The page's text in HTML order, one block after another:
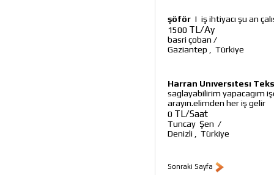
şöför | iş ihtiyacı şu an
1500 TL/Ay
basri çoban /
Gaziantep
Türkiye
Harran Unıversıtesı
saglayabilirim yapacagım
arayın.elimden her iş gelir
0 TL/Saat
Tuncay Şen /
Denizli
Türkiye
Sonraki Sayfa